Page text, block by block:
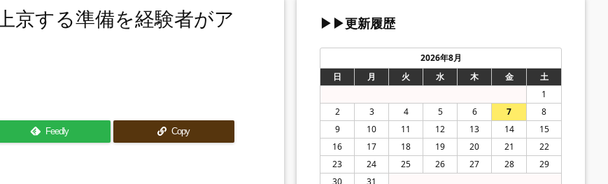
京する準備を経験者がア
Feedly Copy
▶▶更新履歴
2026年8月
日
月 火 水 木 金
土
1
2
3 4 5 6 7
8
9
10 11 12 13 14
15
16
17 18 19 20 21
22
23
24 25 26 27 28
29
30
31